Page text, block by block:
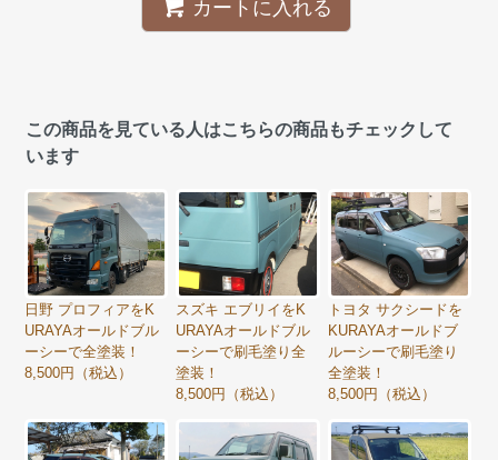
カートに入れる
この商品を見ている人はこちらの商品もチェックして
います
日野 プロフィアをK
URAYAオールドブル
ーシーで全塗装！
8,500円（税込）
スズキ エブリイをK
URAYAオールドブル
ーシーで刷毛塗り全
塗装！
8,500円（税込）
トヨタ サクシードを
KURAYAオールドブ
ルーシーで刷毛塗り
全塗装！
8,500円（税込）